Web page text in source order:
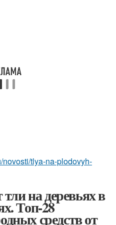
novosti/tlya-na-plodovyh-
на деревьях в
Топ-28
средств от